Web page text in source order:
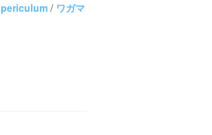
periculum / ワガマ